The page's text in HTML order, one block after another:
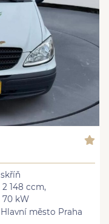
skříň
2 148 ccm,
70 kW
Hlavní město Praha